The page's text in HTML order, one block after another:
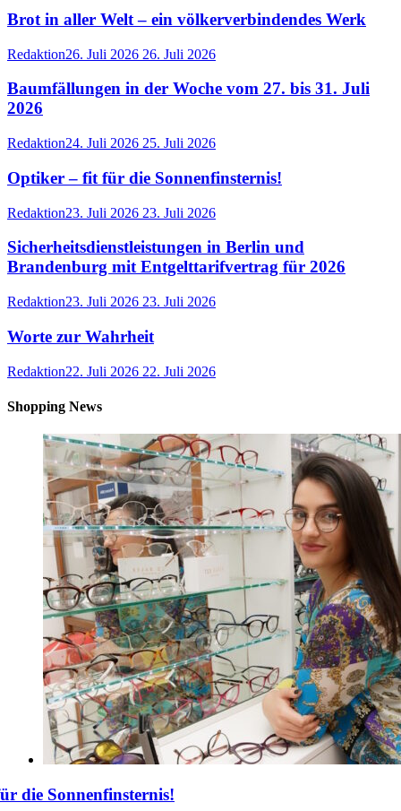
Brot in aller Welt – ein völkerverbindendes Werk
Redaktion26. Juli 2026 26. Juli 2026
Baumfällungen in der Woche vom 27. bis 31. Juli
2026
Redaktion24. Juli 2026 25. Juli 2026
Optiker – fit für die Sonnenfinsternis!
Redaktion23. Juli 2026 23. Juli 2026
Sicherheitsdienstleistungen in Berlin und
Brandenburg mit Entgelttarifvertrag für 2026
Redaktion23. Juli 2026 23. Juli 2026
Worte zur Wahrheit
Redaktion22. Juli 2026 22. Juli 2026
Shopping News
die Sonnenfinsternis!